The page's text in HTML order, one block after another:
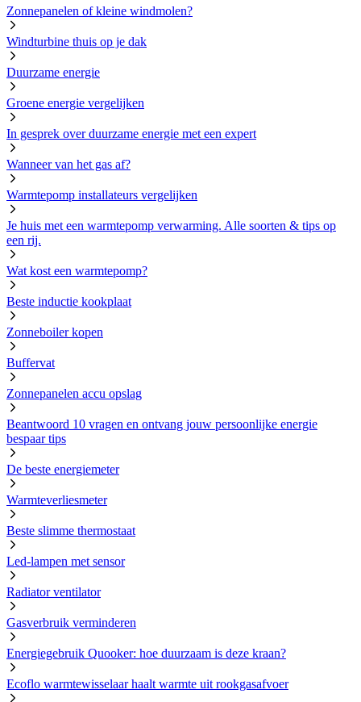
Zonnepanelen of kleine windmolen?
Windturbine thuis op je dak
Duurzame energie
Groene energie vergelijken
In gesprek over duurzame energie met een expert
Wanneer van het gas af?
Warmtepomp installateurs vergelijken
Je huis met een warmtepomp verwarming. Alle soorten & tips op
een rij.
Wat kost een warmtepomp?
Beste inductie kookplaat
Zonneboiler kopen
Buffervat
Zonnepanelen accu opslag
Beantwoord 10 vragen en ontvang jouw persoonlijke energie
bespaar tips
De beste energiemeter
Warmteverliesmeter
Beste slimme thermostaat
Led-lampen met sensor
Radiator ventilator
Gasverbruik verminderen
Energiegebruik Quooker: hoe duurzaam is deze kraan?
Ecoflo warmtewisselaar haalt warmte uit rookgasafvoer